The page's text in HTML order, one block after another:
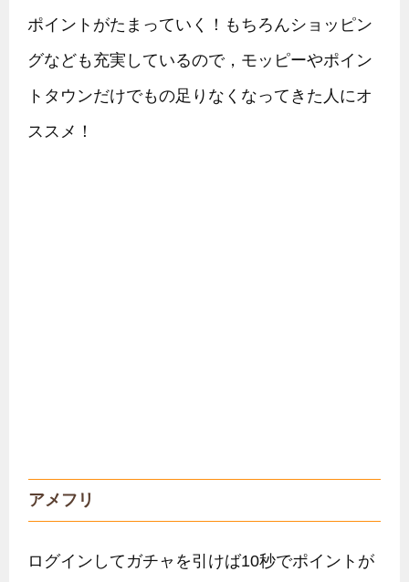
ポイントがたまっていく！もちろんショッピン
グなども充実しているので，モッピーやポイン
トタウンだけでもの足りなくなってきた人にオ
ススメ！
アメフリ
ログインしてガチャを引けば10秒でポイントが